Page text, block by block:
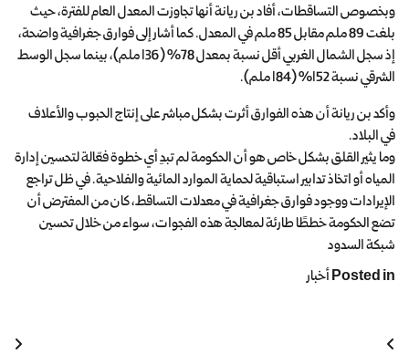
وبخصوص التساقطات، أفاد بن ريانة أنها تجاوزت المعدل العام للفترة، حيث
بلغت 89 ملم مقابل 85 ملم في المعدل. كما أشار إلى فوارق جغرافية واضحة،
إذ سجل الشمال الغربي أقل نسبة بمعدل 78% (136 ملم)، بينما سجل الوسط
الشرقي نسبة 152% (184 ملم).
وأكد بن ريانة أن هذه الفوارق أثرت بشكل مباشر على إنتاج الحبوب والأعلاف
في البلاد.
وما يثير القلق بشكل خاص هو أن الحكومة لم تبدِ أي خطوة فعّالة لتحسين إدارة
المياه أو اتخاذ تدابير استباقية لحماية الموارد المائية والفلاحية. في ظل تراجع
الإيرادات ووجود فوارق جغرافية في معدلات التساقط، كان من المفترض أن
تضع الحكومة خططًا طارئة لمعالجة هذه الفجوات، سواء من خلال تحسين
شبكة السدود
Posted inأخبار